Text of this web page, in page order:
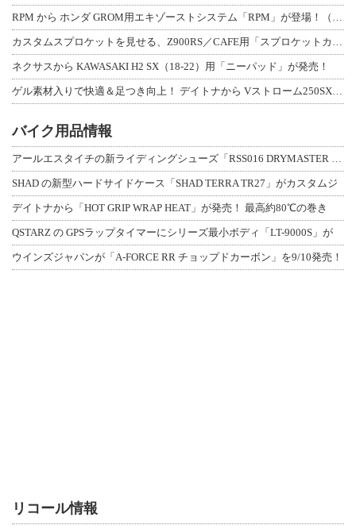
RPM から ホンダ GROM用エキゾーストシステム「RPM」が登場！（動画あり
カスタムスプロケットを見せる、Z900RS／CAFE用「スプロケットカバーフルキ
ネクサスから KAWASAKI H2 SX（18-22）用「ニーパッド」が発売！
ゲル素材入りで快適＆足つき向上！ デイトナから Vストローム250SX用「快適ロ
バイク用品情報
アールエスタイチの新ライディングシューズ「RSS016 DRYMASTER スト
SHAD の新型ハードサイドケース「SHAD TERRA TR27」がカスタムジ
デイトナから「HOT GRIP WRAP HEAT」が発売！ 最高約80℃の巻き
QSTARZ の GPSラップタイマーにシリーズ最小ボディ「LT-9000S」が
ウインズジャパンが「A-FORCE RR チョップドカーボン」を9/10発売！
リコール情報